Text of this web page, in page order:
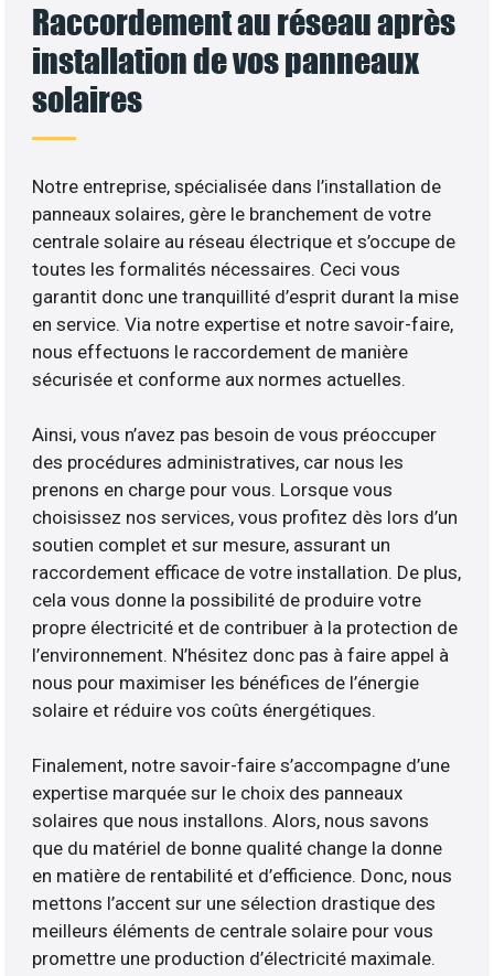
Raccordement au réseau après
installation de vos panneaux
solaires
Notre entreprise, spécialisée dans l’installation de
panneaux solaires, gère le branchement de votre
centrale solaire au réseau électrique et s’occupe de
toutes les formalités nécessaires. Ceci vous
garantit donc une tranquillité d’esprit durant la mise
en service. Via notre expertise et notre savoir-faire,
nous effectuons le raccordement de manière
sécurisée et conforme aux normes actuelles.
Ainsi, vous n’avez pas besoin de vous préoccuper
des procédures administratives, car nous les
prenons en charge pour vous. Lorsque vous
choisissez nos services, vous profitez dès lors d’un
soutien complet et sur mesure, assurant un
raccordement efficace de votre installation. De plus,
cela vous donne la possibilité de produire votre
propre électricité et de contribuer à la protection de
l’environnement. N’hésitez donc pas à faire appel à
nous pour maximiser les bénéfices de l’énergie
solaire et réduire vos coûts énergétiques.
Finalement, notre savoir-faire s’accompagne d’une
expertise marquée sur le choix des panneaux
solaires que nous installons. Alors, nous savons
que du matériel de bonne qualité change la donne
en matière de rentabilité et d’efficience. Donc, nous
mettons l’accent sur une sélection drastique des
meilleurs éléments de centrale solaire pour vous
promettre une production d’électricité maximale.